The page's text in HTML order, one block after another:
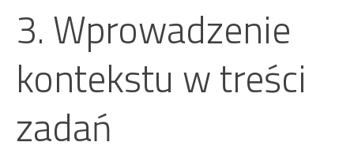
3. Wprowadzenie
kontekstu w treści
zadań